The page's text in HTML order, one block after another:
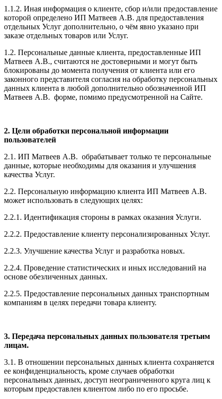
1.1.2. Иная информация о клиенте, сбор и/или предоставление
которой определено ИП Матвеев А.В. для предоставления
отдельных Услуг дополнительно, о чём явно указано при
заказе отдельных товаров или Услуг.
1.2. Персональные данные клиента, предоставленные ИП
Матвеев А.В., считаются не достоверными и могут быть
блокированы до момента получения от клиента или его
законного представителя согласия на обработку персональных
данных клиента в любой дополнительно обозначенной ИП
Матвеев А.В. форме, помимо предусмотренной на Сайте.
2. Цели обработки персональной информации
пользователей
2.1. ИП Матвеев А.В. обрабатывает только те персональные
данные, которые необходимы для оказания и улучшения
качества Услуг.
2.2. Персональную информацию клиента ИП Матвеев А.В.
может использовать в следующих целях:
2.2.1. Идентификация стороны в рамках оказания Услуги.
2.2.2. Предоставление клиенту персонализированных Услуг.
2.2.3. Улучшение качества Услуг и разработка новых.
2.2.4. Проведение статистических и иных исследований на
основе обезличенных данных.
2.2.5. Предоставление персональных данных транспортным
компаниям в целях передачи товара клиенту.
3. Передача персональных данных пользователя третьим
лицам.
3.1. В отношении персональных данных клиента сохраняется
ее конфиденциальность, кроме случаев обработки
персональных данных, доступ неограниченного круга лиц к
которым предоставлен клиентом либо по его просьбе.